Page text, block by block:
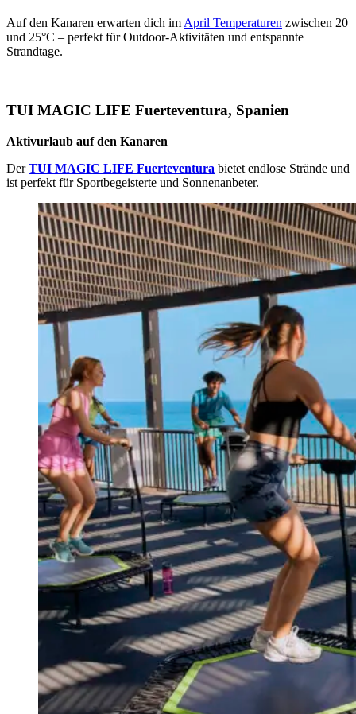
Auf den Kanaren erwarten dich im April Temperaturen zwischen 20
und 25°C – perfekt für Outdoor-Aktivitäten und entspannte
Strandtage.
TUI MAGIC LIFE Fuerteventura, Spanien
Aktivurlaub auf den Kanaren
DerTUI MAGIC LIFE Fuerteventura bietet endlose Strände und
ist perfekt für Sportbegeisterte und Sonnenanbeter.